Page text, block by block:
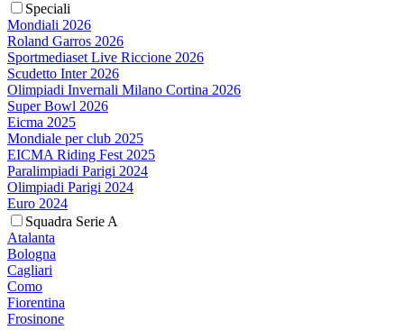
Speciali
Mondiali 2026
Roland Garros 2026
Sportmediaset Live Riccione 2026
Scudetto Inter 2026
Olimpiadi Invernali Milano Cortina 2026
Super Bowl 2026
Eicma 2025
Mondiale per club 2025
EICMA Riding Fest 2025
Paralimpiadi Parigi 2024
Olimpiadi Parigi 2024
Euro 2024
Squadra Serie A
Atalanta
Bologna
Cagliari
Como
Fiorentina
Frosinone